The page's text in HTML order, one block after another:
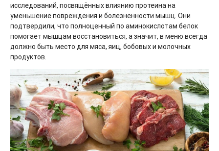
исследований, посвящённых влиянию протеина на
уменьшение повреждения и болезненности мышц. Они
подтвердили, что полноценный по аминокислотам белок
помогает мышцам восстановиться, а значит, в меню всегда
должно быть место для мяса, яиц, бобовых и молочных
продуктов.